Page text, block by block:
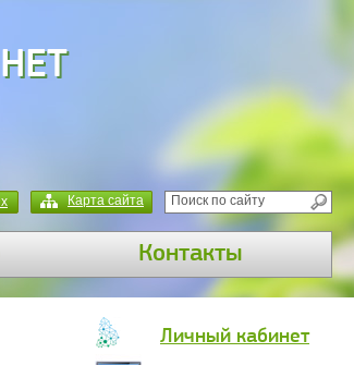
Карта сайта
Контакты
Личный кабинет